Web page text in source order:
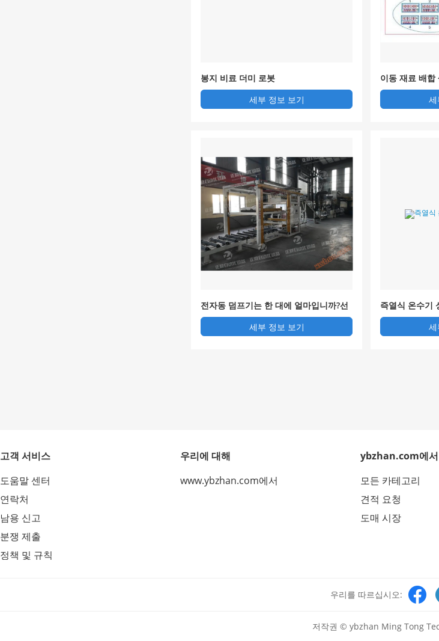
봉지 비료 더미 로봇
세부 정보 보기
이동 재료 배합
세
전자동 덤프기는 한 대에 얼마입니까?선
택 방법
세부 정보 보기
즉열식 온수기
세
고객 서비스
도움말 센터
연락처
남용 신고
분쟁 제출
정책 및 규칙
우리에 대해
www.ybzhan.com에서
ybzhan.com에서
모든 카테고리
견적 요청
도매 시장
우리를 따르십시오: 
저작권 © ybzhan Ming Tong